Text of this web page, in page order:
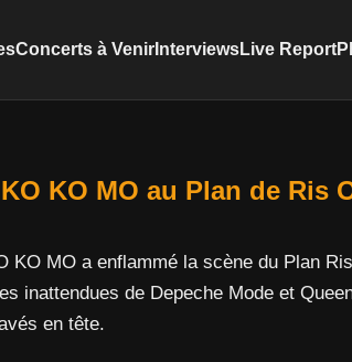
Concerts à VenirInterviewsLive Report
KO KO MO au Plan de Ris
KO MO a enflammé la scène du Plan
inattendues de Depeche Mode et
en tête.